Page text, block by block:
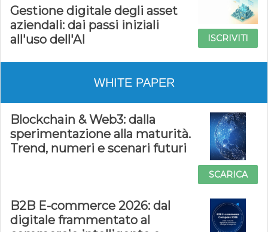
Gestione digitale degli asset
aziendali: dai passi iniziali
all'uso dell'AI
ISCRIVITI
WHITE PAPER
Blockchain & Web3: dalla
sperimentazione alla maturità.
Trend, numeri e scenari futuri
SCARICA
B2B E-commerce 2026: dal
digitale frammentato al